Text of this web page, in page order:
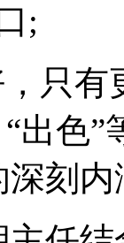
;
有更
出色
刻内